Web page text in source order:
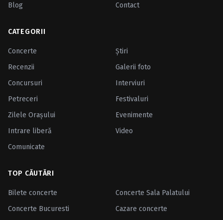
Blog
Contact
CATEGORII
Concerte
Ştiri
Recenzii
Galerii foto
Concursuri
Interviuri
Petreceri
Festivaluri
Zilele Oraşului
Evenimente
Intrare liberă
Video
Comunicate
TOP CĂUTĂRI
Bilete concerte
Concerte Sala Palatului
Concerte Bucuresti
Cazare concerte